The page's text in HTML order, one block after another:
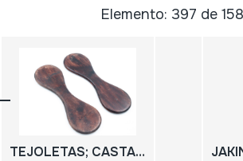
Elemento: 397 de
TEJOLETAS; CASTAÑUELAS